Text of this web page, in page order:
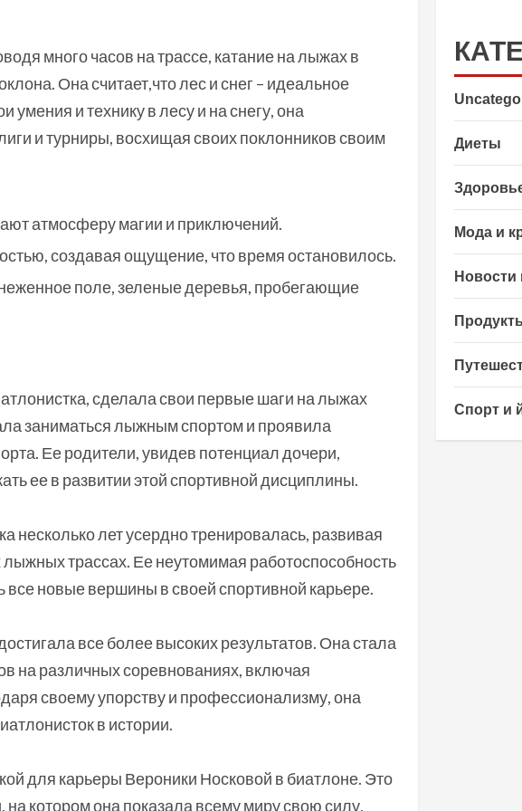
много часов на трассе, катание на лыжах в
Она считает,что лес и снег – идеальное
и технику в лесу и на снегу, она
и турниры, восхищая своих поклонников своим
атмосферу магии и приключений.
создавая ощущение, что время остановилось.
поле, зеленые деревья, пробегающие
сделала свои первые шаги на лыжах
заниматься лыжным спортом и проявила
Ее родители, увидев потенциал дочери,
ее в развитии этой спортивной дисциплины.
лет усердно тренировалась, развивая
трассах. Ее неутомимая работоспособность
все новые вершины в своей спортивной карьере.
все более высоких результатов. Она стала
на различных соревнованиях, включая
своему упорству и профессионализму, она
в истории.
для карьеры Вероники Носковой в биатлоне. Это
котором она показала всему миру свою силу,
Диеты
Мода и
Спорт и